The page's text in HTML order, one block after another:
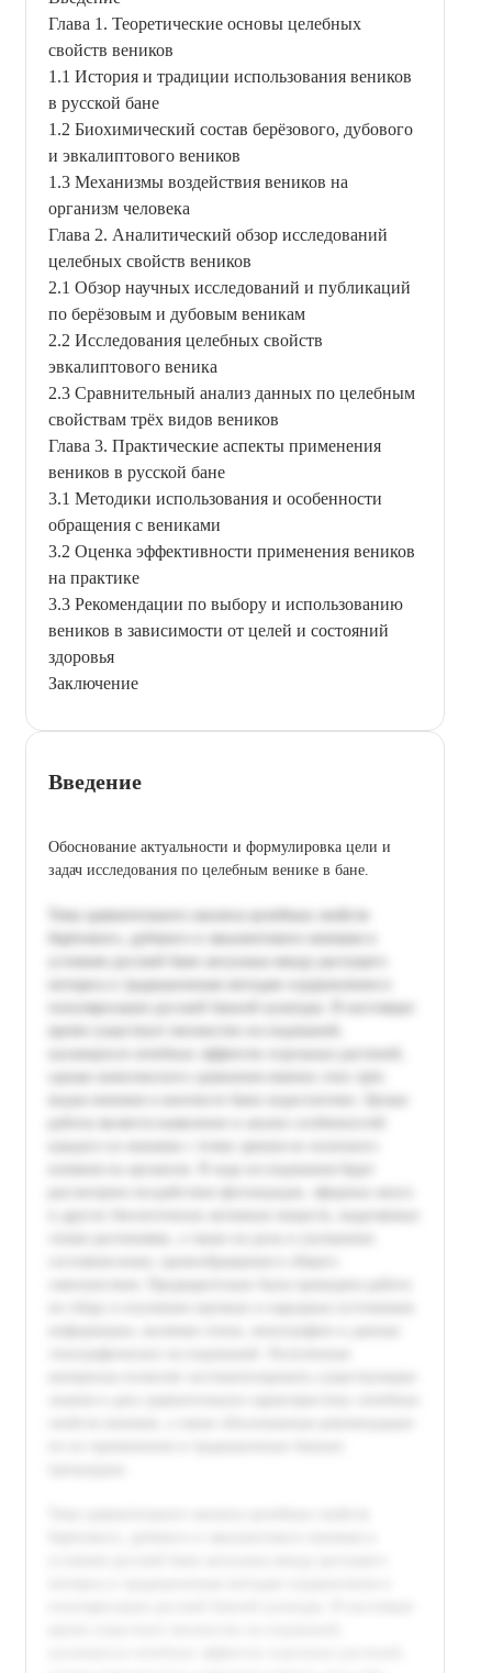
Глава 1. Теоретические основы целебных
свойств веников
1.1 История и традиции использования веников
в русской бане
1.2 Биохимический состав берёзового, дубового
и эвкалиптового веников
1.3 Механизмы воздействия веников на
организм человека
Глава 2. Аналитический обзор исследований
целебных свойств веников
2.1 Обзор научных исследований и публикаций
по берёзовым и дубовым веникам
2.2 Исследования целебных свойств
эвкалиптового веника
2.3 Сравнительный анализ данных по целебным
свойствам трёх видов веников
Глава 3. Практические аспекты применения
веников в русской бане
3.1 Методики использования и особенности
обращения с вениками
3.2 Оценка эффективности применения веников
на практике
3.3 Рекомендации по выбору и использованию
веников в зависимости от целей и состояний
здоровья
Заключение
Введение
Обоснование актуальности и формулировка цели и
задач исследования по целебным венике в бане.